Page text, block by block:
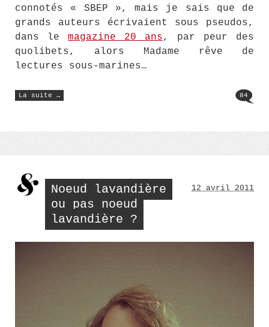
connotés « SBEP », mais je sais que de
grands auteurs écrivaient sous pseudos,
dans le magazine 20 ans, par peur des
quolibets, alors Madame rêve de
lectures sous-marines…
La suite …
« Vos
photos
84
Noeud lavandière
ou pas noeud
lavandière ?
12 avril 2011